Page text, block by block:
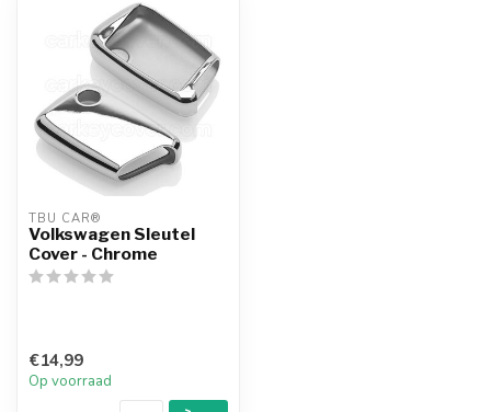
TBU CAR®
Volkswagen Sleutel
Cover - Chrome
€14,99
Op voorraad